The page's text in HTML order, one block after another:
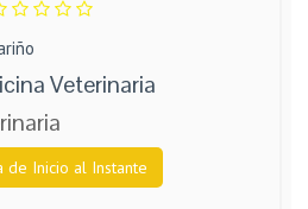
Veterinaria
de Inicio al Instante